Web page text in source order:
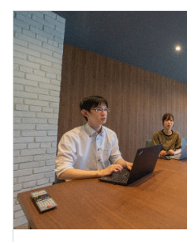
◆AIを活用した企画立案など
す！
大手企業との直接取引が豊富
自身のスキルを磨き続けるこ
成長企業で働きながら、チー
長を実感していただけます。
最新の技術力が身につけてキ
に最適な環境です。
◆入社3年でリードエンジニ
います！
（※想定年収は年収提示額を保証
9：00～18：00（1時間休憩）
休憩時間：12:00〜13:00（60
平均残業時間：平均10-20時間
・週休2日制（土・日）
・祝日